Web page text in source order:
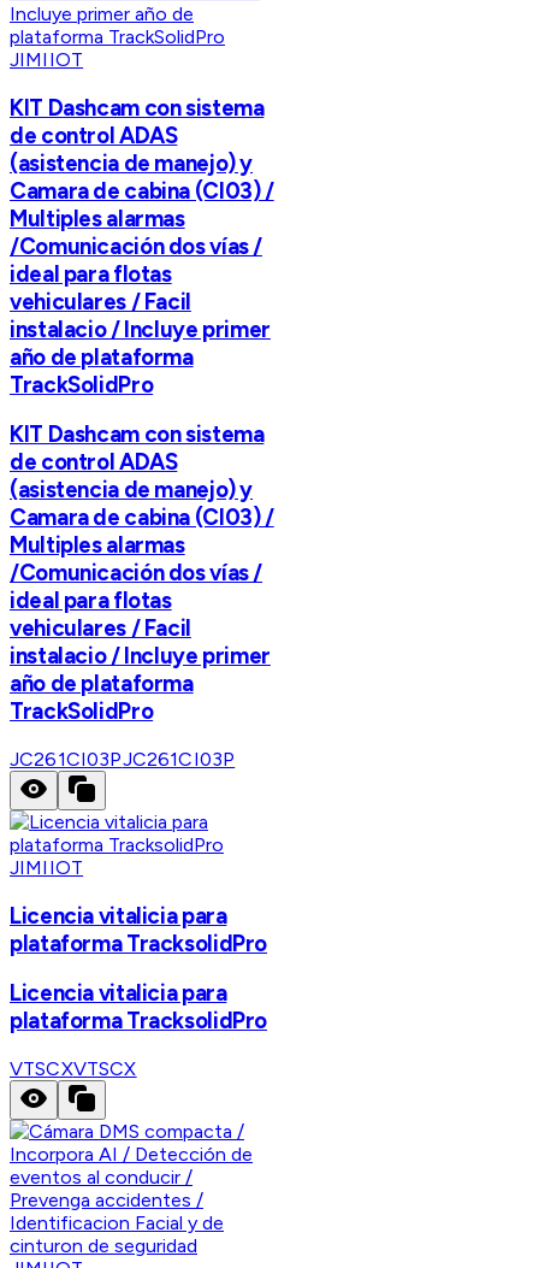
JIMIIOT
KIT Dashcam con sistema
de control ADAS
(asistencia de manejo) y
Camara de cabina (CI03) /
Multiples alarmas
/Comunicación dos vías /
ideal para flotas
vehiculares / Facil
instalacio / Incluye primer
año de plataforma
TrackSolidPro
KIT Dashcam con sistema
de control ADAS
(asistencia de manejo) y
Camara de cabina (CI03) /
Multiples alarmas
/Comunicación dos vías /
ideal para flotas
vehiculares / Facil
instalacio / Incluye primer
año de plataforma
TrackSolidPro
JC261CI03PJC261CI03P
JIMIIOT
Licencia vitalicia para
plataforma TracksolidPro
Licencia vitalicia para
plataforma TracksolidPro
VTSCXVTSCX